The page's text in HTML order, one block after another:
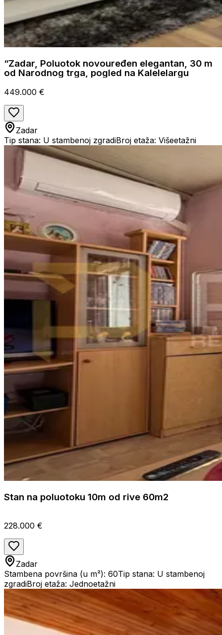
“Zadar, Poluotok novouređen elegantan, 30 m
od Narodnog trga, pogled na Kalelelargu
449.000 €
Zadar
Tip stana: U stambenoj zgradiBroj etaža: Višeetažni
Stan na poluotoku 10m od rive 60m2
228.000 €
Zadar
Stambena površina (u m²): 60Tip stana: U stambenoj
zgradiBroj etaža: Jednoetažni